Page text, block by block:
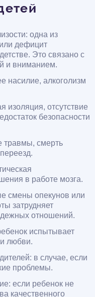
одна из
дефицит
Это связано с
и вниманием.
алкоголизм
изоляция, отсутствие
безопасности
травмы, смерть
в работе мозга.
смены опекунов или
затрудняет
отношений.
испытывает
любви.
в случае, если
проблемы.
если ребенок не
качественного